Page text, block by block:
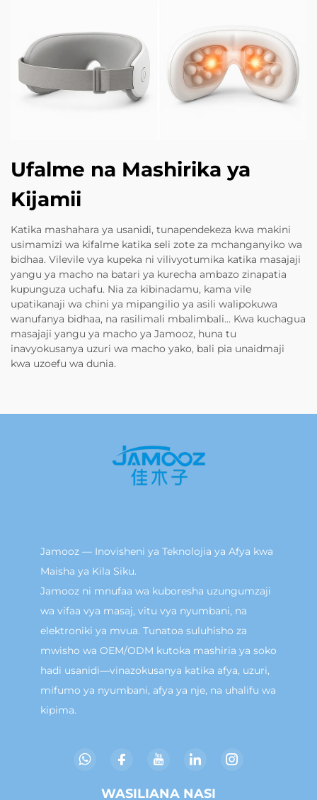
Ufalme na Mashirika ya
Kijamii
Katika mashahara ya usanidi, tunapendekeza kwa makini
usimamizi wa kifalme katika seli zote za mchanganyiko wa
bidhaa. Vilevile vya kupeka ni vilivyotumika katika masajaji
yangu ya macho na batari ya kurecha ambazo zinapatia
kupunguza uchafu. Nia za kibinadamu, kama vile
upatikanaji wa chini ya mipangilio ya asili walipokuwa
wanufanya bidhaa, na rasilimali mbalimbali... Kwa kuchagua
masajaji yangu ya macho ya Jamooz, huna tu
inavyokusanya uzuri wa macho yako, bali pia unaidmaji
kwa uzoefu wa dunia.
Jamooz — Inovisheni ya Teknolojia ya Afya kwa
Maisha ya Kila Siku.
Jamooz ni mnufaa wa kuboresha uzungumzaji
wa vifaa vya masaj, vitu vya nyumbani, na
elektroniki ya mvua. Tunatoa suluhisho za
mwisho wa OEM/ODM kutoka mashiria ya soko
hadi usanidi—vinazokusanya katika afya, uzuri,
mifumo ya nyumbani, afya ya nje, na uhalifu wa
kipima.
WASILIANA NASI